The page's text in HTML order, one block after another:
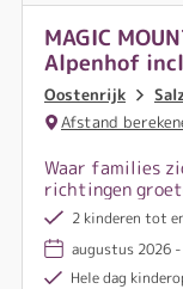
MAGIC
Alpenhof
Oostenrijk
Afstand
Waar families
richtingen
— daar wacht
2 kinderen tot
augustus 2026
Hele dag kinderopvang in de